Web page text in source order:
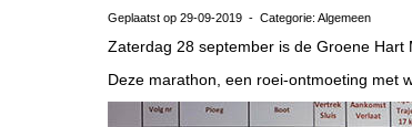
Geplaatst op 29-09-2019 - Categorie: Algemeen
Zaterdag 28 september is de Groene Hart
Deze marathon, een roei-ontmoeting met